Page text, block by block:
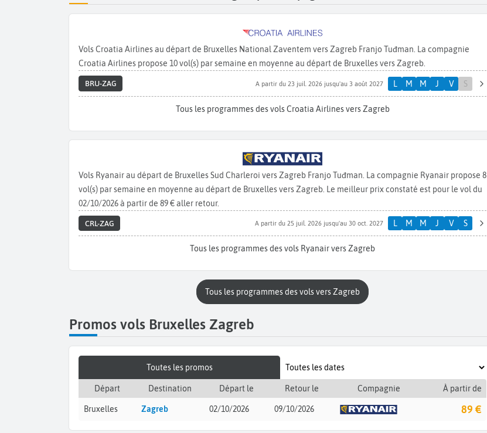
Vols Croatia Airlines au départ de Bruxelles National Zaventem vers Zagreb Franjo Tuđman. La compagnie
Croatia Airlines propose 10 vol(s) par semaine en moyenne au départ de Bruxelles vers Zagreb.
BRU-ZAG A partir du 23 juil. 2026 jusqu'au 3 août 2027 L M M J V S
Tous les programmes des vols Croatia Airlines vers Zagreb
Vols Ryanair au départ de Bruxelles Sud Charleroi vers Zagreb Franjo Tuđman. La compagnie Ryanair propose 8
vol(s) par semaine en moyenne au départ de Bruxelles vers Zagreb. Le meilleur prix constaté est pour le vol du
02/10/2026 à partir de 89 € aller retour.
CRL-ZAG A partir du 25 juil. 2026 jusqu'au 30 oct. 2027 L M M J V S
Tous les programmes des vols Ryanair vers Zagreb
Tous les programmes des vols vers Zagreb
Promos vols Bruxelles Zagreb
Toutes les promos
Départ Destination Départ le Retour le Compagnie À partir de
Bruxelles Zagreb 02/10/2026 09/10/2026 89 €